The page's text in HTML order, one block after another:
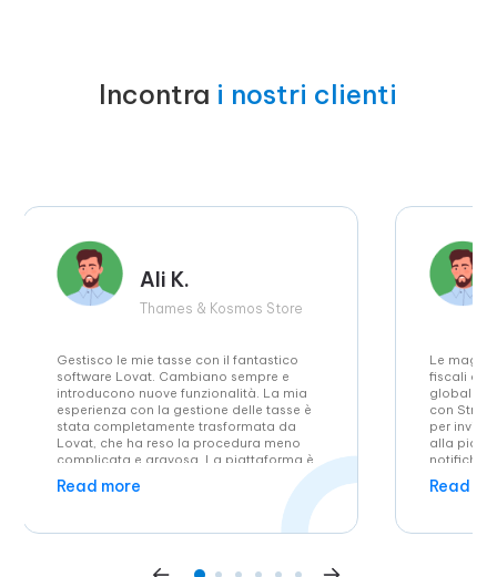
Incontra i nostri clienti
Ali K.
Thames & Kosmos Store
Gestisco le mie tasse con il fantastico
software Lovat. Cambiano sempre e
introducono nuove funzionalità. La mia
esperienza con la gestione delle tasse è
stata completamente trasformata da
Lovat, che ha reso la procedura meno
complicata e gravosa. La piattaforma è
ora uno strumento essenziale per la mia
azienda grazie alla sua automazione,
convenienza. Per me, calcola, raccoglie e
Read more
Le
fiscali
globale.
con
per
alla
notifiche
viene
Read